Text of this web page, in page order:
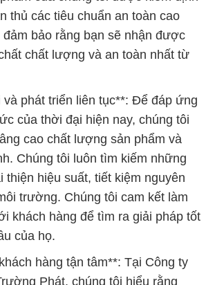
thiện hiệu suất, tiết kiệm nguyên
trường. Chúng tôi cam kết làm
khách hàng để tìm ra giải pháp tốt
của họ.
hàng tận tâm**: Tại Công ty
Phát, chúng tôi hiểu rằng
sản quý báu nhất của chúng tôi.
nghe ý kiến của khách hàng và
họ trong mọi khía cạnh. Đội ngũ
nghiệp của chúng tôi sẽ giúp bạn
phù hợp nhất và cung cấp thông
sử dụng hóa chất một cách an
tầm nhìn**: Chúng tôi luôn đặt ra